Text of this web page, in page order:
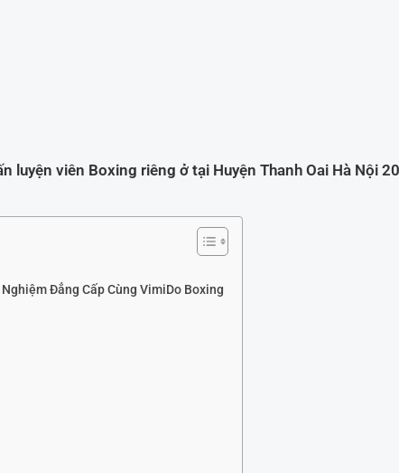
luyện viên Boxing riêng ở tại Huyện Thanh Oai Hà Nội
Đẳng Cấp Cùng VimiDo Boxing